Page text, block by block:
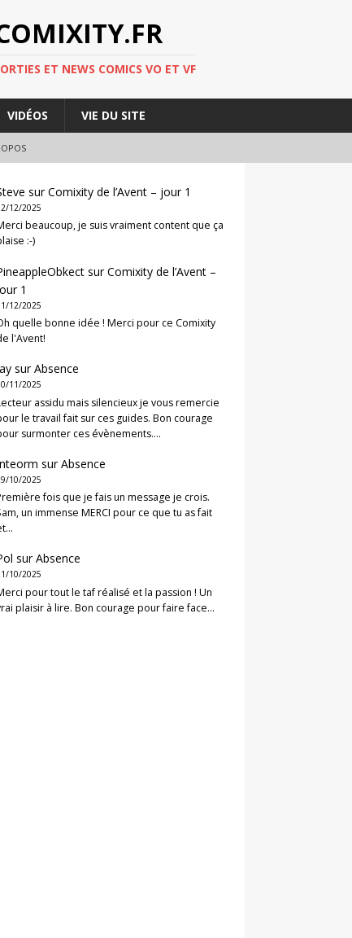
ET NEWS COMICS VO ET VF
VIDÉOS VIE DU SITE
surComixity de l’Avent – jour 1
12/2025
beaucoup, je suis vraiment content que ça
:-)
surComixity de l’Avent –
1
12/2025
quelle bonne idée ! Merci pour ce Comixity
l'Avent!
surAbsence
11/2025
assidu mais silencieux je vous remercie
le travail fait sur ces guides. Bon courage
surmonter ces évènements.…
surAbsence
10/2025
fois que je fais un message je crois.
un immense MERCI pour ce que tu as fait
surAbsence
10/2025
pour tout le taf réalisé et la passion ! Un
plaisir à lire. Bon courage pour faire face…